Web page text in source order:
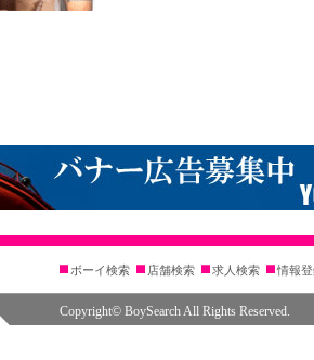
ボーイ検索 店舗検索 求人検索 情報
Copyright© BoySearch All Rights Reserved.